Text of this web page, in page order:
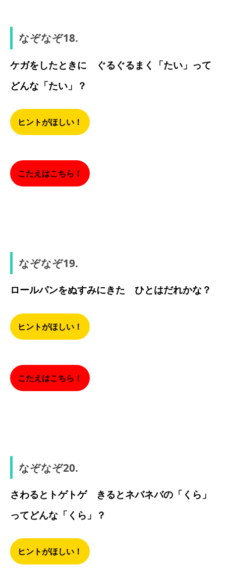
なぞなぞ18.
ケガをしたときに ぐるぐるまく「たい」って
どんな「たい」？
ヒントがほしい！
こたえはこちら！
なぞなぞ19.
ロールパンをぬすみにきた ひとはだれかな？
ヒントがほしい！
こたえはこちら！
なぞなぞ20.
さわるとトゲトゲ きるとネバネバの「くら」
ってどんな「くら」？
ヒントがほしい！